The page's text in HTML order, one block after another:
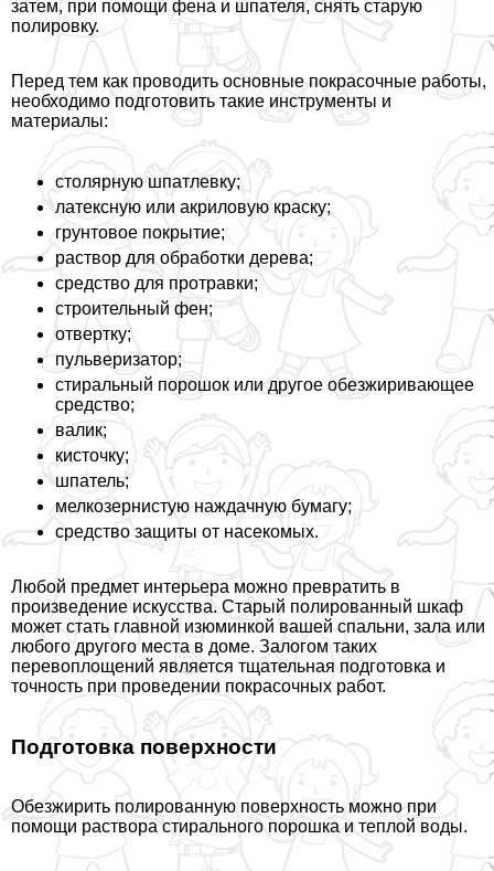
затем, при помощи фена и шпателя, снять старую
полировку.
Перед тем как проводить основные покрасочные работы,
необходимо подготовить такие инструменты и
материалы:
столярную шпатлевку;
латексную или акриловую краску;
грунтовое покрытие;
раствор для обработки дерева;
средство для протравки;
строительный фен;
отвертку;
пульверизатор;
стиральный порошок или другое обезжиривающее
средство;
валик;
кисточку;
шпатель;
мелкозернистую наждачную бумагу;
средство защиты от насекомых.
Любой предмет интерьера можно превратить в
произведение искусства. Старый полированный шкаф
может стать главной изюминкой вашей спальни, зала или
любого другого места в доме. Залогом таких
перевоплощений является тщательная подготовка и
точность при проведении покрасочных работ.
Подготовка поверхности
Обезжирить полированную поверхность можно при
помощи раствора стирального порошка и теплой воды.